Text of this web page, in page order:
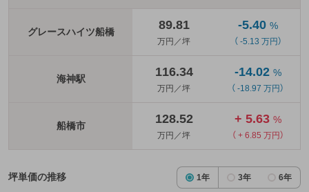
グレースハイツ船橋 89.81
万円／坪
-5.40 %
（ -5.13 万円）
海神駅 116.34
万円／坪
-14.02 %
（ -18.97 万円）
船橋市 128.52
万円／坪
+ 5.63 %
（ + 6.85 万円）
坪単価の推移 1年 3年 6年